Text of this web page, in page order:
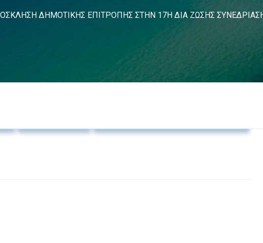
ΔΗΜΟΤΙΚΗΣ ΕΠΙΤΡΟΠΗΣ ΣΤΗΝ 17Η ΔΙΑ ΖΩΣΗΣ